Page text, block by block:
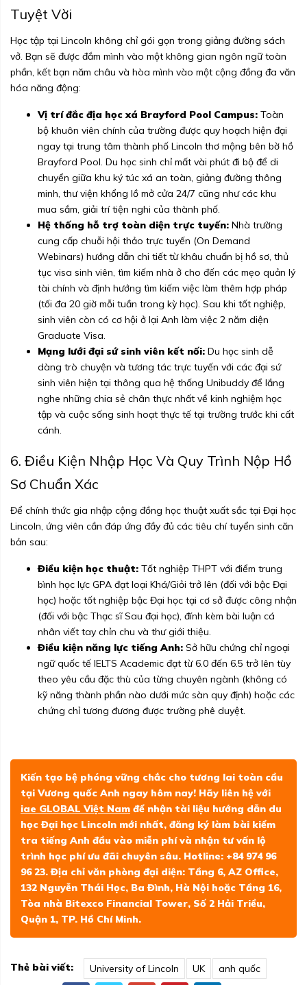
Tuyệt Vời
Học tập tại Lincoln không chỉ gói gọn trong giảng đường sách
vở. Bạn sẽ được đắm mình vào một không gian ngôn ngữ toàn
phần, kết bạn năm châu và hòa mình vào một cộng đồng đa văn
hóa năng động:
Vị trí đắc địa học xá Brayford Pool Campus: Toàn
bộ khuôn viên chính của trường được quy hoạch hiện đại
ngay tại trung tâm thành phố Lincoln thơ mộng bên bờ hồ
Brayford Pool. Du học sinh chỉ mất vài phút đi bộ để di
chuyển giữa khu ký túc xá an toàn, giảng đường thông
minh, thư viện khổng lồ mở cửa 24/7 cũng như các khu
mua sắm, giải trí tiện nghi của thành phố.
Hệ thống hỗ trợ toàn diện trực tuyến: Nhà trường
cung cấp chuỗi hội thảo trực tuyến (On Demand
Webinars) hướng dẫn chi tiết từ khâu chuẩn bị hồ sơ, thủ
tục visa sinh viên, tìm kiếm nhà ở cho đến các mẹo quản lý
tài chính và định hướng tìm kiếm việc làm thêm hợp pháp
(tối đa 20 giờ mỗi tuần trong kỳ học). Sau khi tốt nghiệp,
sinh viên còn có cơ hội ở lại Anh làm việc 2 năm diện
Graduate Visa.
Mạng lưới đại sứ sinh viên kết nối: Du học sinh dễ
dàng trò chuyện và tương tác trực tuyến với các đại sứ
sinh viên hiện tại thông qua hệ thống Unibuddy để lắng
nghe những chia sẻ chân thực nhất về kinh nghiệm học
tập và cuộc sống sinh hoạt thực tế tại trường trước khi cất
cánh.
6. Điều Kiện Nhập Học Và Quy Trình Nộp Hồ
Sơ Chuẩn Xác
Để chính thức gia nhập cộng đồng học thuật xuất sắc tại Đại học
Lincoln, ứng viên cần đáp ứng đầy đủ các tiêu chí tuyển sinh căn
bản sau:
Điều kiện học thuật: Tốt nghiệp THPT với điểm trung
bình học lực GPA đạt loại Khá/Giỏi trở lên (đối với bậc Đại
học) hoặc tốt nghiệp bậc Đại học tại cơ sở được công nhận
(đối với bậc Thạc sĩ Sau đại học), đính kèm bài luận cá
nhân viết tay chỉn chu và thư giới thiệu.
Điều kiện năng lực tiếng Anh: Sở hữu chứng chỉ ngoại
ngữ quốc tế IELTS Academic đạt từ 6.0 đến 6.5 trở lên tùy
theo yêu cầu đặc thù của từng chuyên ngành (không có
kỹ năng thành phần nào dưới mức sàn quy định) hoặc các
chứng chỉ tương đương được trường phê duyệt.
Kiến tạo bệ phóng vững chắc cho tương lai toàn cầu
tại Vương quốc Anh ngay hôm nay! Hãy liên hệ với
iae GLOBAL Việt Nam để nhận tài liệu hướng dẫn du
học Đại học Lincoln mới nhất, đăng ký làm bài kiểm
tra tiếng Anh đầu vào miễn phí và nhận tư vấn lộ
trình học phí ưu đãi chuyên sâu. Hotline: +84 974 96
96 23. Địa chỉ văn phòng đại diện: Tầng 6, AZ Office,
132 Nguyễn Thái Học, Ba Đình, Hà Nội hoặc Tầng 16,
Tòa nhà Bitexco Financial Tower, Số 2 Hải Triều,
Quận 1, TP. Hồ Chí Minh.
Thẻ bài viết: University of Lincoln UK anh quốc